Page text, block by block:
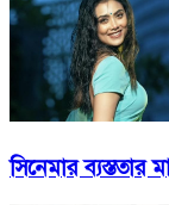
সিনেমার ব্যস্ততার